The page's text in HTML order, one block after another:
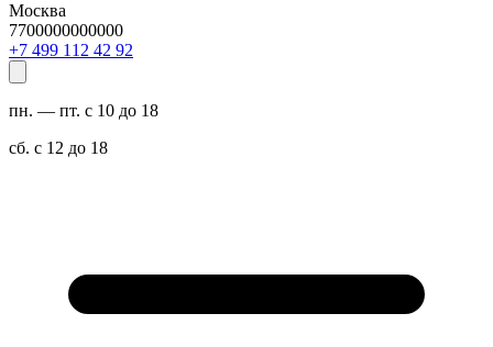
Москва
7700000000000
29 24 211 994 7+
пн. — пт. с 10 до 18
сб. с 12 до 18